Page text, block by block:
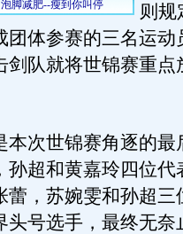
则规
团体参赛的三名运动
剑队就将世锦赛重点
次世锦赛角逐的最
孙超和黄嘉玲四位代
蕾，苏婉雯和孙超三
头号选手，最终无奈